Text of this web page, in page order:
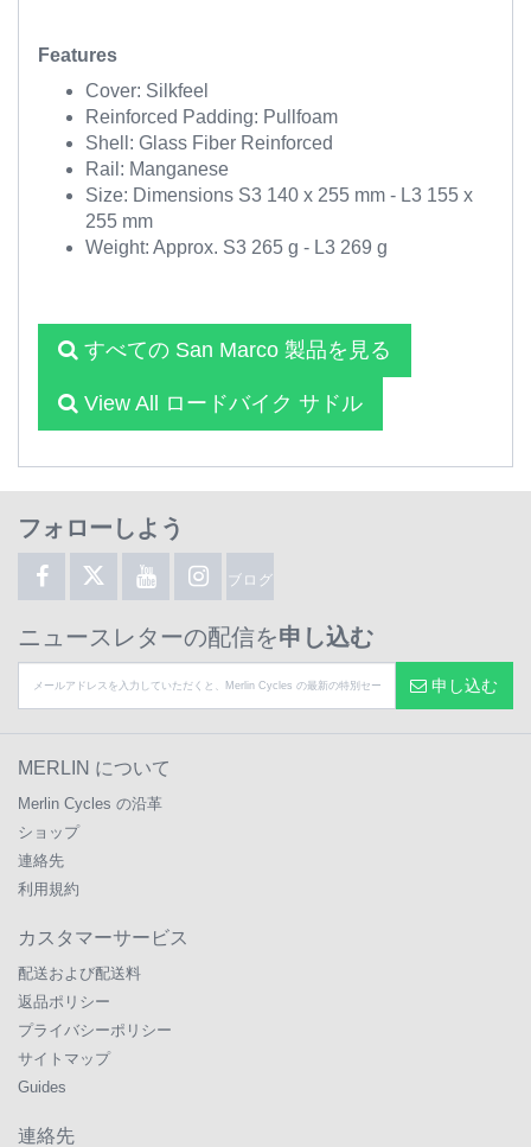
Features
Cover: Silkfeel
Reinforced Padding: Pullfoam
Shell: Glass Fiber Reinforced
Rail: Manganese
Size: Dimensions S3 140 x 255 mm - L3 155 x
255 mm
Weight: Approx. S3 265 g - L3 269 g
すべての San Marco 製品を見る
View All ロードバイク サドル
フォローしよう
ブログ
ニュースレターの配信を申し込む
申し込む
MERLIN について
Merlin Cycles の沿革
ショップ
連絡先
利用規約
カスタマーサービス
配送および配送料
返品ポリシー
プライバシーポリシー
サイトマップ
Guides
連絡先